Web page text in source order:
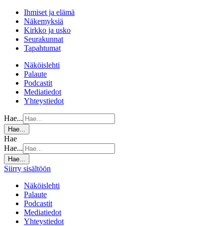
Ihmiset ja elämä
Näkemyksiä
Kirkko ja usko
Seurakunnat
Tapahtumat
Näköislehti
Palaute
Podcastit
Mediatiedot
Yhteystiedot
Hae...
Hae...
Hae
Hae...
Hae...
Siirry sisältöön
Näköislehti
Palaute
Podcastit
Mediatiedot
Yhteystiedot